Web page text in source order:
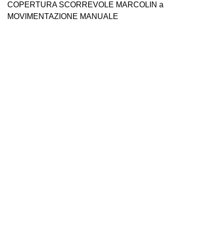
COPERTURA SCORREVOLE MARCOLIN a
MOVIMENTAZIONE MANUALE